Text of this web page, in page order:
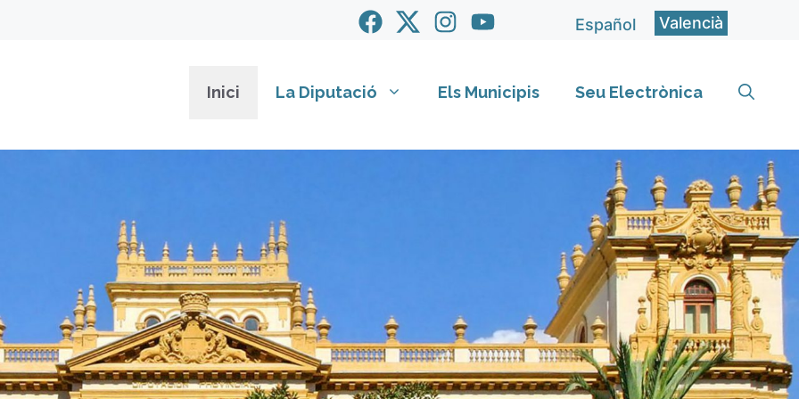
Español Valencià
Inici La Diputació Els Municipis Seu Electrònica